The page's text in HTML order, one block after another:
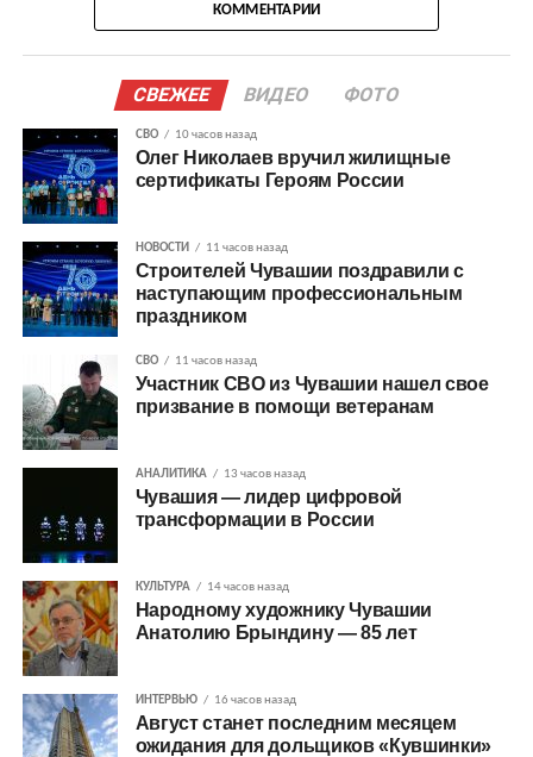
КОММЕНТАРИИ
СВЕЖЕЕ ВИДЕО ФОТО
СВО 10 часов назад
Олег Николаев вручил жилищные
сертификаты Героям России
НОВОСТИ 11 часов назад
Строителей Чувашии поздравили с
наступающим профессиональным
праздником
СВО 11 часов назад
Участник СВО из Чувашии нашел свое
призвание в помощи ветеранам
АНАЛИТИКА 13 часов назад
Чувашия — лидер цифровой
трансформации в России
КУЛЬТУРА 14 часов назад
Народному художнику Чувашии
Анатолию Брындину — 85 лет
ИНТЕРВЬЮ 16 часов назад
Август станет последним месяцем
ожидания для дольщиков «Кувшинки»